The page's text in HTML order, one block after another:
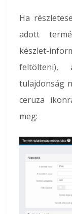
Ha
adott
készlet-
feltölteni),
tulajdonság
ceruza
meg: